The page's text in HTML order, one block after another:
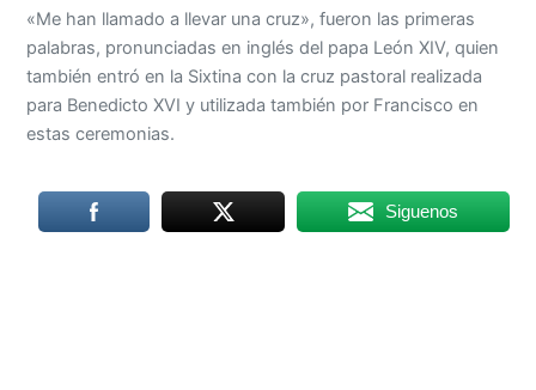
«Me han llamado a llevar una cruz», fueron las primeras
palabras, pronunciadas en inglés del papa León XIV, quien
también entró en la Sixtina con la cruz pastoral realizada
para Benedicto XVI y utilizada también por Francisco en
estas ceremonias.
Siguenos